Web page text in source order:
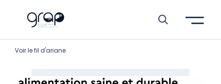
Aller à l’entête de page
Aller au menu principale
Aller au contenu principal
Aller à la recherche
Passer aux cookies
Aller au pied de page
Voir le fil d'ariane